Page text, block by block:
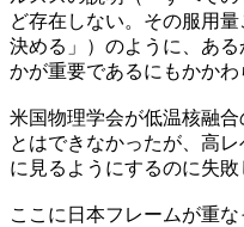
ど存在しない。その服用
決める」）のように、あ
かが重要であるにもかかわ
米国物理学会が低温核融
とはできなかったが、高
に見るようにするのに失敗
ここに日本フレームが重